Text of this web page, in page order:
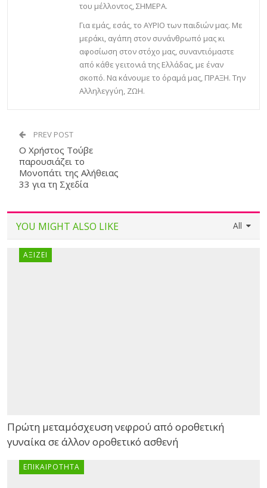
του μέλλοντος, ΣΗΜΕΡΑ.
Για εμάς, εσάς, το ΑΥΡΙΟ των παιδιών μας. Με
μεράκι, αγάπη στον συνάνθρωπό μας κι
αφοσίωση στον στόχο μας, συναντιόμαστε
από κάθε γειτονιά της Ελλάδας, με έναν
σκοπό. Να κάνουμε το όραμά μας, ΠΡΑΞΗ. Την
Αλληλεγγύη, ΖΩΗ.
PREV POST
Ο Χρήστος Τούβε
παρουσιάζει το
Μονοπάτι της Αλήθειας
33 για τη Σχεδία
All
YOU MIGHT ALSO LIKE
ΑΞΊΖΕΙ
Πρώτη μεταμόσχευση νεφρού από οροθετική
γυναίκα σε άλλον οροθετικό ασθενή
ΕΠΙΚΑΙΡΌΤΗΤΑ